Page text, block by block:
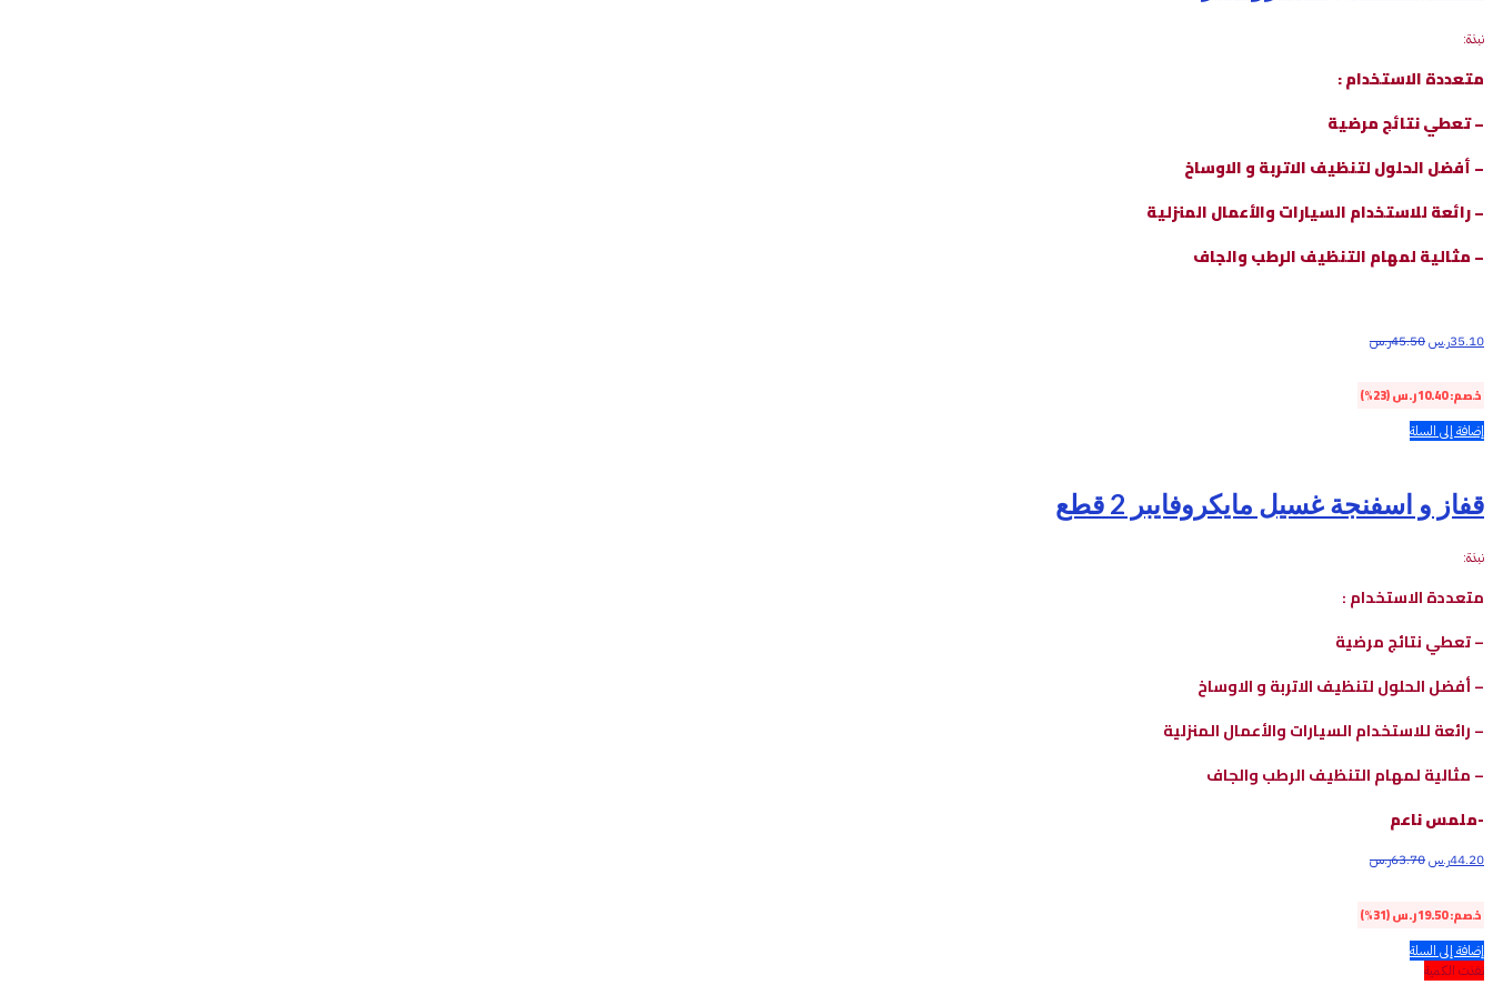
نبذة:
متعددة الاستخدام :
– تعطي نتائج مرضية
– أفضل الحلول لتنظيف الاتربة و الاوساخ
– رائعة للاستخدام السيارات والأعمال المنزلية
– مثالية لمهام التنظيف الرطب والجاف
35.10ر.س45.50ر.س
خصم:10.40ر.س(23%)
إضافة إلى السلة
قفاز و اسفنجة غسيل مايكروفايبر 2 قطع
نبذة:
متعددة الاستخدام :
– تعطي نتائج مرضية
– أفضل الحلول لتنظيف الاتربة و الاوساخ
– رائعة للاستخدام السيارات والأعمال المنزلية
– مثالية لمهام التنظيف الرطب والجاف
-ملمس ناعم
44.20ر.س63.70ر.س
خصم:19.50ر.س(31%)
إضافة إلى السلة
نفذت الكمية